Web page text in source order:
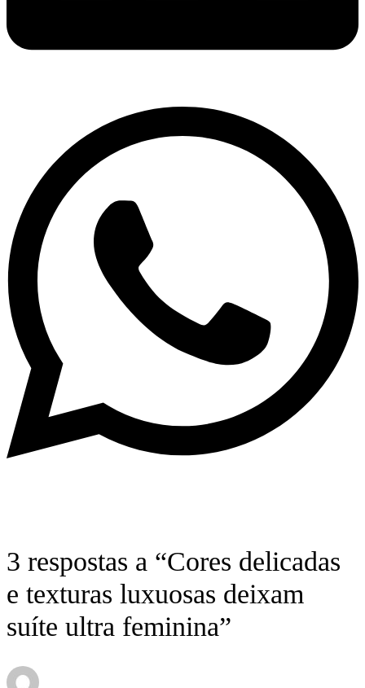
3 respostas a “Cores delicadas
e texturas luxuosas deixam
suíte ultra feminina”